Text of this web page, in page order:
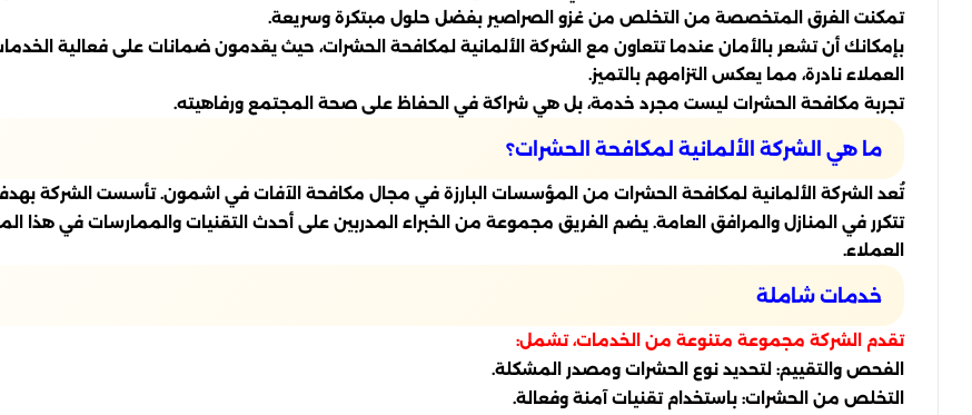
تمكنت الفرق المتخصصة من التخلص من غزو الصراصير بفضل حلول مبتكرة وسريعة.
بإمكانك أن تشعر بالأمان عندما تتعاون مع الشركة الألمانية لمكافحة الحشرات، حيث يقدمون ضمانات على فعالية
العملاء نادرة، مما يعكس التزامهم بالتميز.
تجربة مكافحة الحشرات ليست مجرد خدمة، بل هي شراكة في الحفاظ على صحة المجتمع ورفاهيته.
ما هي الشركة الألمانية لمكافحة الحشرات؟
تُعد الشركة الألمانية لمكافحة الحشرات من المؤسسات البارزة في مجال مكافحة الآفات في اشمون. تأسست الشركة
تتكرر في المنازل والمرافق العامة. يضم الفريق مجموعة من الخبراء المدربين على أحدث التقنيات والممارسات في هذا
العملاء.
خدمات شاملة
تقدم الشركة مجموعة متنوعة من الخدمات، تشمل:
الفحص والتقييم: لتحديد نوع الحشرات ومصدر المشكلة.
التخلص من الحشرات: باستخدام تقنيات آمنة وفعالة.